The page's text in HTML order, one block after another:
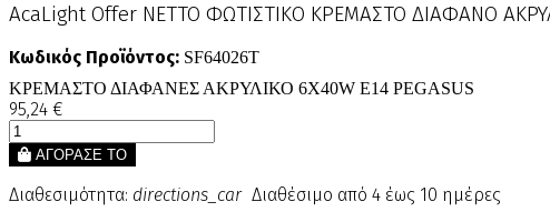
AcaLight Offer NETTO ΦΩΤΙΣΤΙΚΟ ΚΡΕΜΑΣΤΟ ΔΙΑΦΑΝΟ
Κωδικός Προϊόντος: SF64026T
ΚΡΕΜΑΣΤΟ ΔΙΑΦΑΝΕΣ ΑΚΡΥΛΙΚΟ 6X40W E14 PEGASUS
95,24 €
ΑΓΟΡΑΣΕ ΤΟ
Διαθεσιμότητα: directions_car Διαθέσιμο από 4 έως 10 ημέρες